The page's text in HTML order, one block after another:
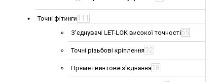
Точні фітинги 111
З'єднувачі LET-LOK високої точності55
Точні різьбові кріплення 32
Пряме гвинтове з'єднання 18